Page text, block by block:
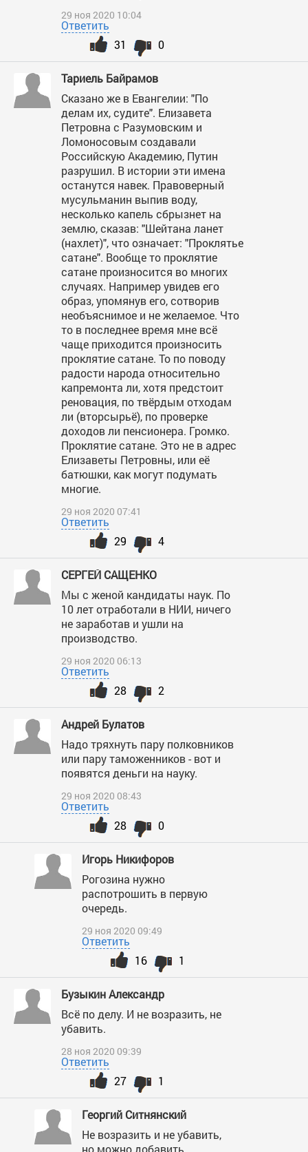
29 ноя 2020 10:04
Ответить
0
31
Тариель Байрамов
Сказано же в Евангелии: "По
делам их, судите". Елизавета
Петровна с Разумовским и
Ломоносовым создавали
Российскую Академию, Путин
разрушил. В истории эти имена
останутся навек. Правоверный
мусульманин выпив воду,
несколько капель сбрызнет на
землю, сказав: "Шейтана ланет
(нахлет)", что означает: "Проклятье
сатане". Вообще то проклятие
сатане произносится во многих
случаях. Например увидев его
образ, упомянув его, сотворив
необъяснимое и не желаемое. Что
то в последнее время мне всё
чаще приходится произносить
проклятие сатане. То по поводу
радости народа относительно
капремонта ли, хотя предстоит
реновация, по твёрдым отходам
ли (вторсырьё), по проверке
доходов ли пенсионера. Громко.
Проклятие сатане. Это не в адрес
Елизаветы Петровны, или её
батюшки, как могут подумать
многие.
29 ноя 2020 07:41
Ответить
4
29
СЕРГЕЙ САЩЕНКО
Мы с женой кандидаты наук. По
10 лет отработали в НИИ, ничего
не заработав и ушли на
производство.
29 ноя 2020 06:13
Ответить
2
28
Андрей Булатов
Надо тряхнуть пару полковников
или пару таможенников - вот и
появятся деньги на науку.
29 ноя 2020 08:43
Ответить
0
28
Игорь Никифоров
Рогозина нужно
распотрошить в первую
очередь.
29 ноя 2020 09:49
Ответить
1
16
Бузыкин Александр
Всё по делу. И не возразить, не
убавить.
28 ноя 2020 09:39
Ответить
1
27
Георгий Ситнянский
Не возразить и не убавить,
но можно добавить.